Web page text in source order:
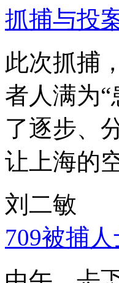
抓捕与投
此次抓捕
者人满为
了逐步、
让上海的
刘二敏
709被捕